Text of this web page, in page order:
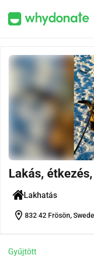
Lakás,
Lakhatás
location_on 832 42 Frösön,
Gyűjtött